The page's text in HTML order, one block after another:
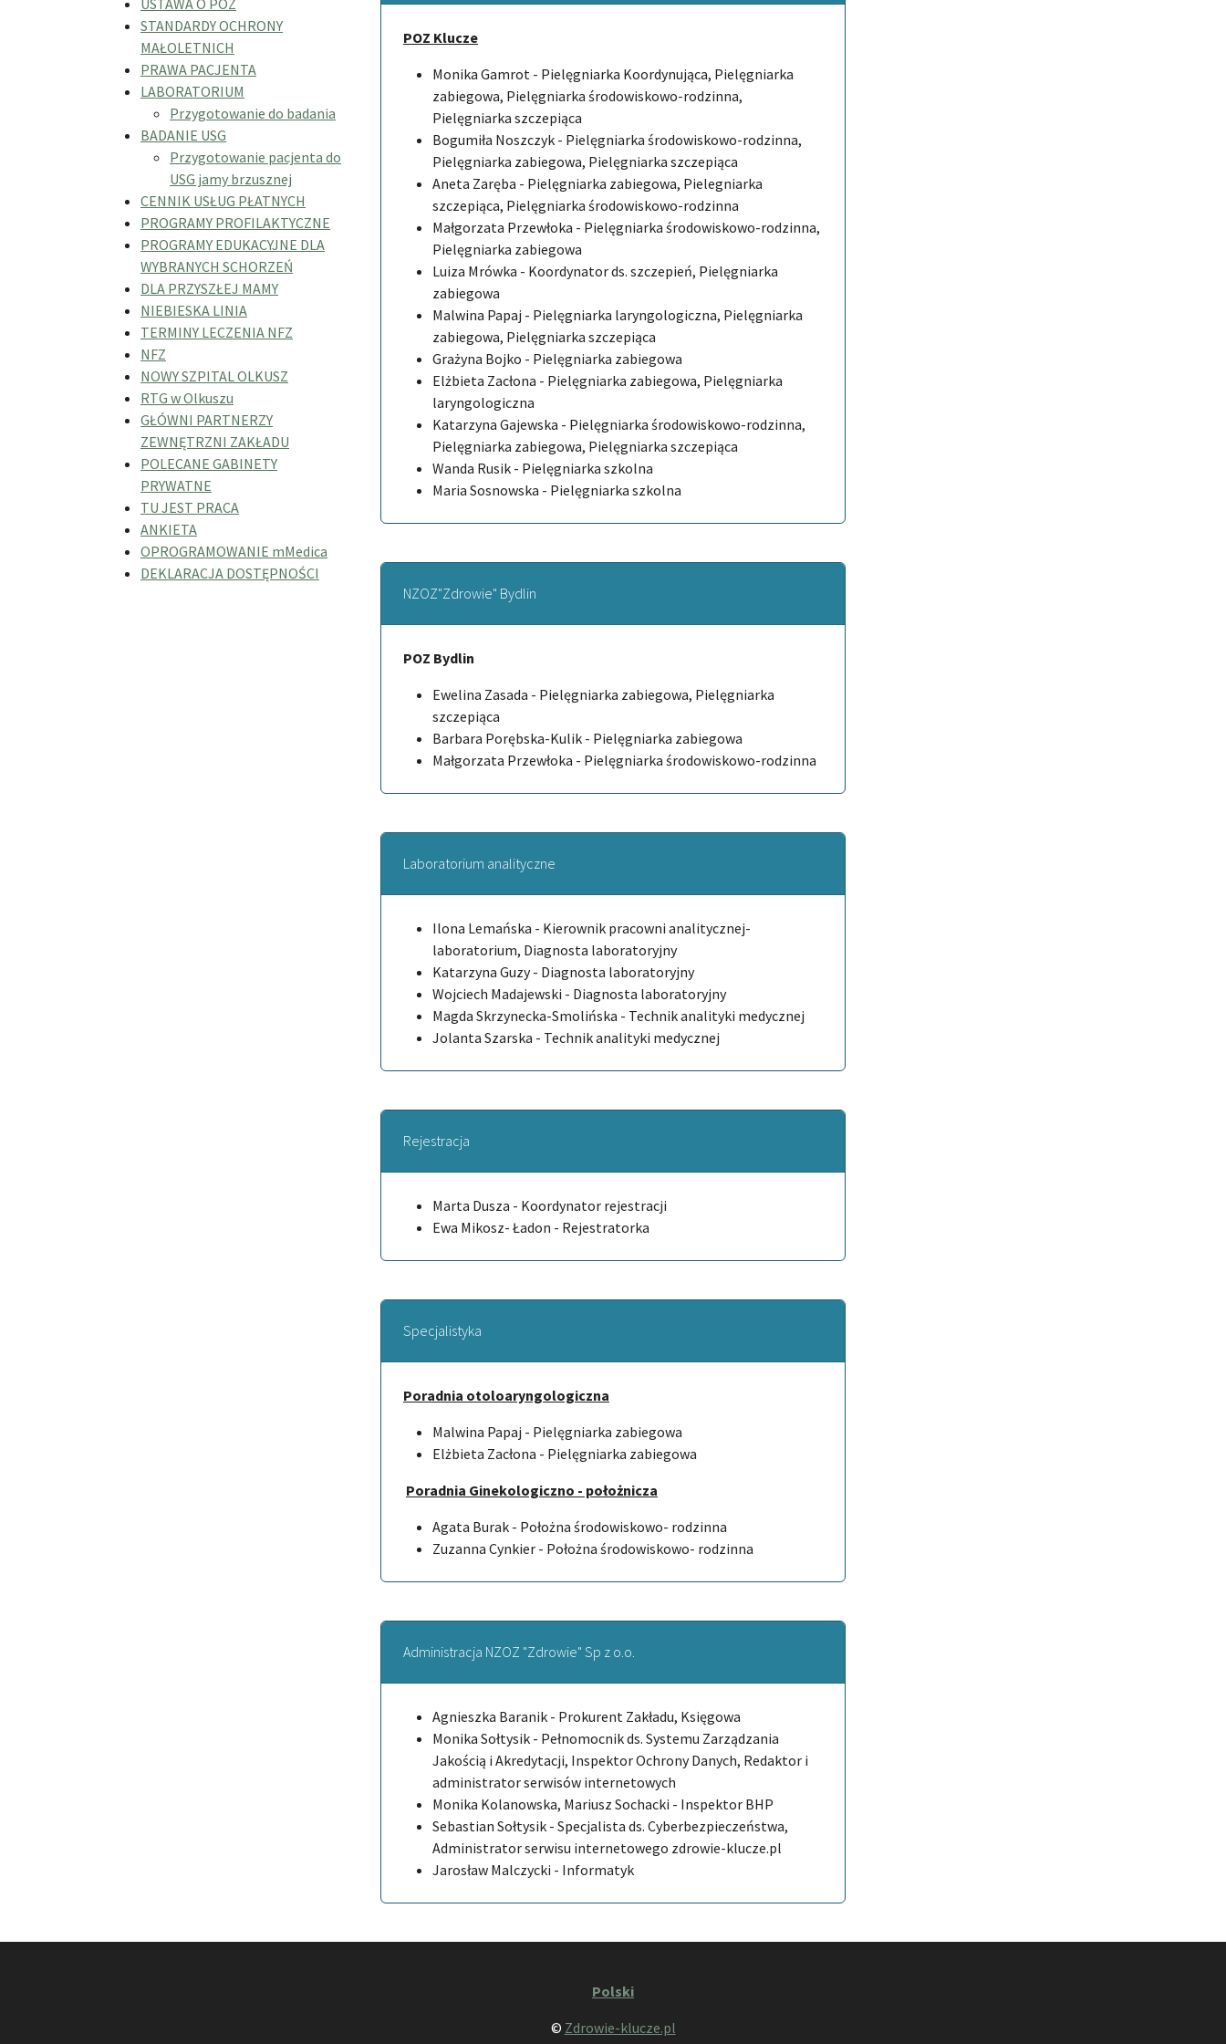
POZ Klucze
Monika Gamrot - Pielęgniarka Koordynująca, Pielęgniarka
zabiegowa, Pielęgniarka środowiskowo-rodzinna,
Pielęgniarka szczepiąca
Bogumiła Noszczyk - Pielęgniarka środowiskowo-rodzinna,
Pielęgniarka zabiegowa, Pielęgniarka szczepiąca
Aneta Zaręba - Pielęgniarka zabiegowa, Pielegniarka
szczepiąca, Pielęgniarka środowiskowo-rodzinna
Małgorzata Przewłoka - Pielęgniarka środowiskowo-rodzinna,
Pielęgniarka zabiegowa
Luiza Mrówka - Koordynator ds. szczepień, Pielęgniarka
zabiegowa
Malwina Papaj - Pielęgniarka laryngologiczna, Pielęgniarka
zabiegowa, Pielęgniarka szczepiąca
Grażyna Bojko - Pielęgniarka zabiegowa
Elżbieta Zacłona - Pielęgniarka zabiegowa, Pielęgniarka
laryngologiczna
Katarzyna Gajewska - Pielęgniarka środowiskowo-rodzinna,
Pielęgniarka zabiegowa, Pielęgniarka szczepiąca
Wanda Rusik - Pielęgniarka szkolna
Maria Sosnowska - Pielęgniarka szkolna
NZOZ"Zdrowie" Bydlin
POZ Bydlin
Ewelina Zasada - Pielęgniarka zabiegowa, Pielęgniarka
szczepiąca
Barbara Porębska-Kulik - Pielęgniarka zabiegowa
Małgorzata Przewłoka - Pielęgniarka środowiskowo-rodzinna
Laboratorium analityczne
Ilona Lemańska - Kierownik pracowni analitycznej-
laboratorium, Diagnosta laboratoryjny
Katarzyna Guzy - Diagnosta laboratoryjny
Wojciech Madajewski - Diagnosta laboratoryjny
Magda Skrzynecka-Smolińska - Technik analityki medycznej
Jolanta Szarska - Technik analityki medycznej
Rejestracja
Marta Dusza - Koordynator rejestracji
Ewa Mikosz- Ładon - Rejestratorka
Specjalistyka
Poradnia otoloaryngologiczna
Malwina Papaj - Pielęgniarka zabiegowa
Elżbieta Zacłona - Pielęgniarka zabiegowa
Poradnia Ginekologiczno - położnicza
Agata Burak - Położna środowiskowo- rodzinna
Zuzanna Cynkier - Położna środowiskowo- rodzinna
Administracja NZOZ "Zdrowie" Sp z o.o.
Agnieszka Baranik - Prokurent Zakładu, Księgowa
Monika Sołtysik - Pełnomocnik ds. Systemu Zarządzania
Jakością i Akredytacji, Inspektor Ochrony Danych, Redaktor i
administrator serwisów internetowych
Monika Kolanowska, Mariusz Sochacki - Inspektor BHP
Sebastian Sołtysik - Specjalista ds. Cyberbezpieczeństwa,
Administrator serwisu internetowego zdrowie-klucze.pl
Jarosław Malczycki - Informatyk
STANDARDY OCHRONY
MAŁOLETNICH
PRAWA PACJENTA
LABORATORIUM
Przygotowanie do badania
BADANIE USG
Przygotowanie pacjenta do
USG jamy brzusznej
CENNIK USŁUG PŁATNYCH
PROGRAMY PROFILAKTYCZNE
PROGRAMY EDUKACYJNE DLA
WYBRANYCH SCHORZEŃ
DLA PRZYSZŁEJ MAMY
NIEBIESKA LINIA
TERMINY LECZENIA NFZ
NFZ
NOWY SZPITAL OLKUSZ
RTG w Olkuszu
GŁÓWNI PARTNERZY
ZEWNĘTRZNI ZAKŁADU
POLECANE GABINETY
PRYWATNE
TU JEST PRACA
ANKIETA
OPROGRAMOWANIE mMedica
DEKLARACJA DOSTĘPNOŚCI
Polski
© Zdrowie-klucze.pl